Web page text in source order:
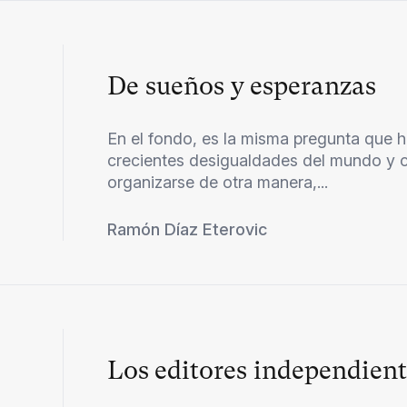
De sueños y esperanzas
En el fondo, es la misma pregunta que
crecientes desigualdades del mundo y
organizarse de otra manera,...
Ramón Díaz Eterovic
Los editores